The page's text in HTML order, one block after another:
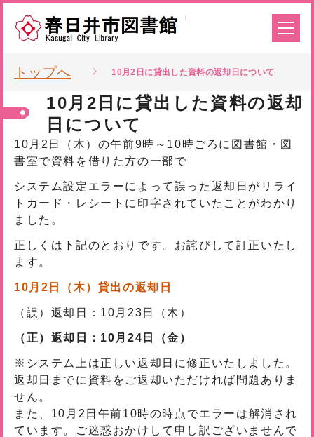
トップへ 10月2日に貸出した資料の返却日について
10月2日に貸出した資料の返却
日について
10月2日（木）の午前9時～10時ごろに図書館・図
書室で資料を借りた方の一部で
システム設定エラーによって誤った返却日がリライ
トカード・レシートに印字されていたことがわかり
ました。
正しくは下記のとおりです。お詫びして訂正いたし
ます。
10月2日（木）貸出の返却日
（誤）返却日：10月23日（木）
（正）返却日：10月24日（金）
※システム上は正しい返却日に修正いたしました。
返却日までに資料をご返却いただければ問題ありま
せん。
また、10月2日午前10時の時点でエラーは解消され
ています。ご迷惑おかけして申し訳ございませんで